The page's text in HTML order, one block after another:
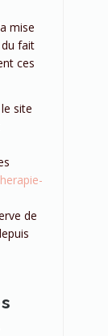
mise
fait
ces
site
de